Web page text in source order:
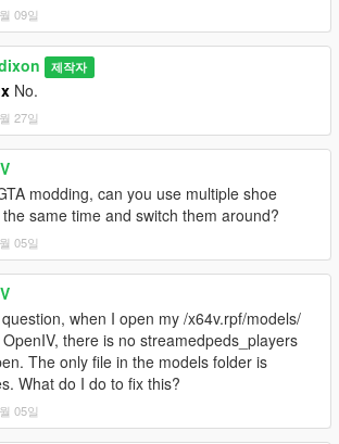
09일
제작자
No.
27일
modding, can you use multiple shoe
same time and switch them around?
05일
when I open my /x64v.rpf/models/
there is no streamedpeds_players
The only file in the models folder is
What do I do to fix this?
05일